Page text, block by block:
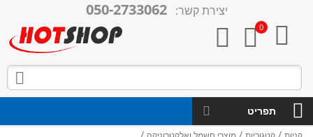
יצירת קשר: 050-2733062

0



תפריט